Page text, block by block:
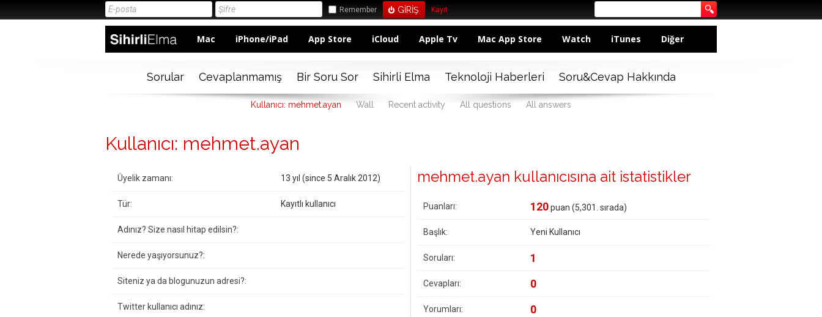
Remember Kayıt
Mac iPhone/iPad App Store iCloud Apple Tv Mac App Store Watch iTunes Diğer
Sorular Cevaplanmamış Bir Soru Sor Sihirli Elma Teknoloji Haberleri Soru&Cevap Hakkında
Kullanıcı: mehmet.ayan Wall Recent activity All questions All answers
Kullanıcı: mehmet.ayan
Üyelik zamanı: 13 yıl (since 5 Aralık 2012)
Tür: Kayıtlı kullanıcı
Adınız? Size nasıl hitap edilsin?:
Nerede yaşıyorsunuz?:
Siteniz ya da blogunuzun adresi?:
Twitter kullanıcı adınız:
mehmet.ayan kullanıcısına ait istatistikler
Puanları: 120puan (5,301 . sırada)
Başlık: Yeni Kullanıcı
Soruları: 1
Cevapları: 0
Yorumları: 0